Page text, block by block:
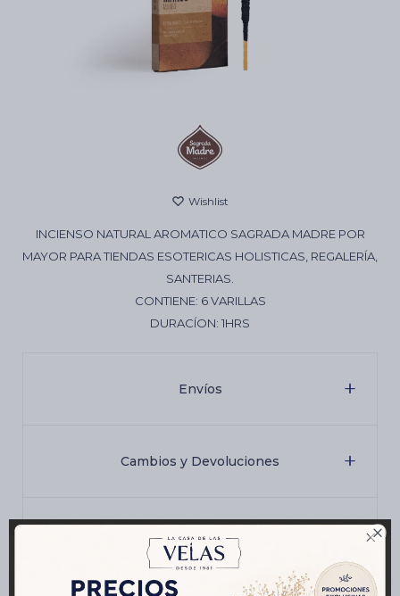

INCIENSO NATURAL AROMATICO SAGRADA MADRE POR
MAYOR PARA TIENDAS ESOTERICAS HOLISTICAS, REGALERÍA,
SANTERIAS.
CONTIENE: 6 VARILLAS
DURACÍON: 1HRS
Envíos
Cambios y Devoluciones
Medios de pago
Artículos Esotéricos